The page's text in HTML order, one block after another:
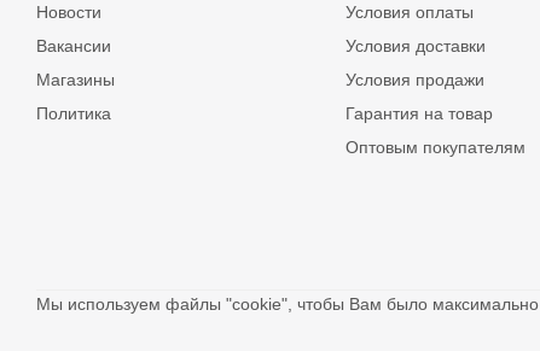
Новости
Вакансии
Магазины
Политика
Условия оплаты
Условия доставки
Условия продажи
Гарантия на товар
Оптовым покупателям
Мы используем файлы "cookie", чтобы Вам было